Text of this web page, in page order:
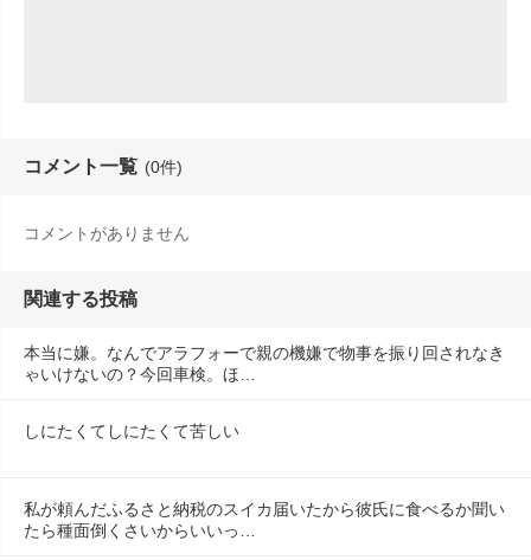
コメント一覧 (0件)
コメントがありません
関連する投稿
本当に嫌。なんでアラフォーで親の機嫌で物事を振り回されなき
ゃいけないの？今回車検。ほ…
しにたくてしにたくて苦しい
私が頼んだふるさと納税のスイカ届いたから彼氏に食べるか聞い
たら種面倒くさいからいいっ…